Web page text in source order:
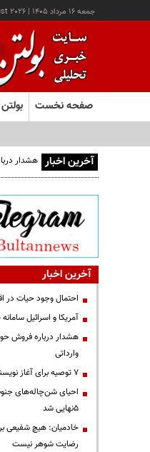
جمعه ۱۶ مرداد ۱۴۰۵ |
2026
صفحه نخست بولتن ۲
آخرین اخبار هشدار
آخرین اخبار
احتمال وجود حیات در
آمریکا و اسرائیل
هشدار درباره فروش
وارداتی
۷ توصیه برای آغاز نویسندگی
احیای شن‌چاله‌های
۵نهایی شد
خادمیان: هیچ شفیعی
رضایت شوهر نیست